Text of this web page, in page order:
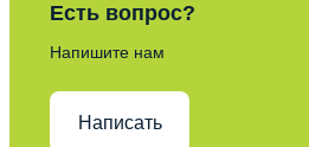
Есть вопрос?
Напишите нам
Написать